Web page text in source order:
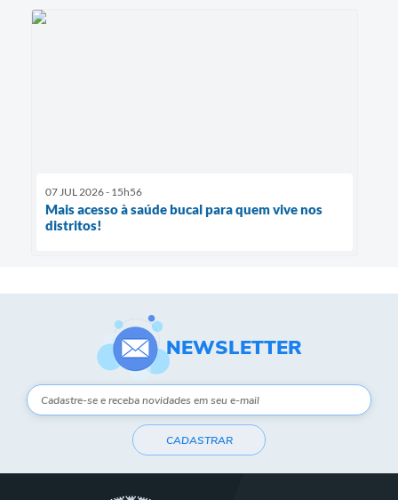
07 JUL 2026 - 15h56
Mais acesso à saúde bucal para quem vive nos
distritos!
NEWSLETTER
CADASTRAR